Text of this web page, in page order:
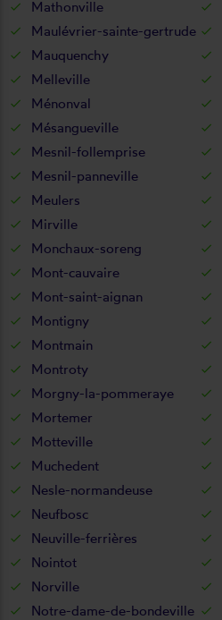
Mathonville
Maulévrier-sainte-gertrude
Mauquenchy
Melleville
Ménonval
Mésangueville
Mesnil-follemprise
Mesnil-panneville
Meulers
Mirville
Monchaux-soreng
Mont-cauvaire
Mont-saint-aignan
Montigny
Montmain
Montroty
Morgny-la-pommeraye
Mortemer
Motteville
Muchedent
Nesle-normandeuse
Neufbosc
Neuville-ferrières
Nointot
Norville
Notre-dame-de-bondeville